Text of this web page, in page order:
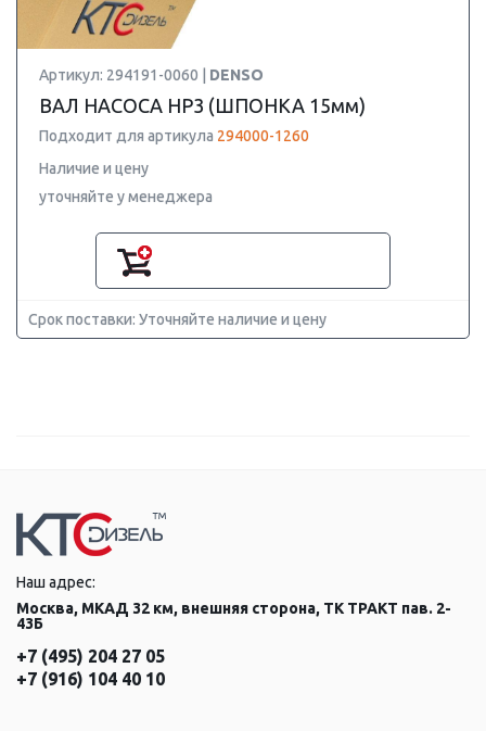
Артикул: 294191-0060 | DENSO
ВАЛ НАСОСА HP3 (ШПОНКА 15мм)
Подходит для артикула 294000-1260
Наличие и цену
уточняйте у менеджера
Срок поставки: Уточняйте наличие и цену
Наш адрес:
Москва, МКАД 32 км, внешняя сторона, ТК ТРАКТ пав. 2-
43Б
+7 (495) 204 27 05
+7 (916) 104 40 10